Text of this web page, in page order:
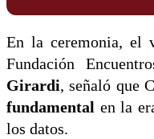
En la ceremonia, el
Fundación
Girardi, señaló que
fundamental en la
los datos.